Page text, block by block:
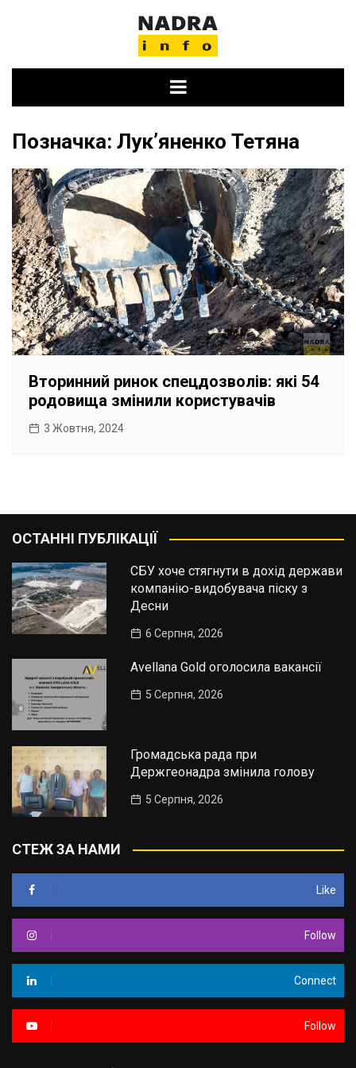
Позначка: Лукʼяненко Тетяна
Вторинний ринок спецдозволів: які 54
родовища змінили користувачів
3 Жовтня, 2024
ОСТАННІ ПУБЛІКАЦІЇ
СБУ хоче стягнути в дохід держави
компанію-видобувача піску з
Десни
6 Серпня, 2026
Avellana Gold оголосила вакансії
5 Серпня, 2026
Громадська рада при
Держгеонадра змінила голову
5 Серпня, 2026
СТЕЖ ЗА НАМИ
Like
Follow
Connect
Follow